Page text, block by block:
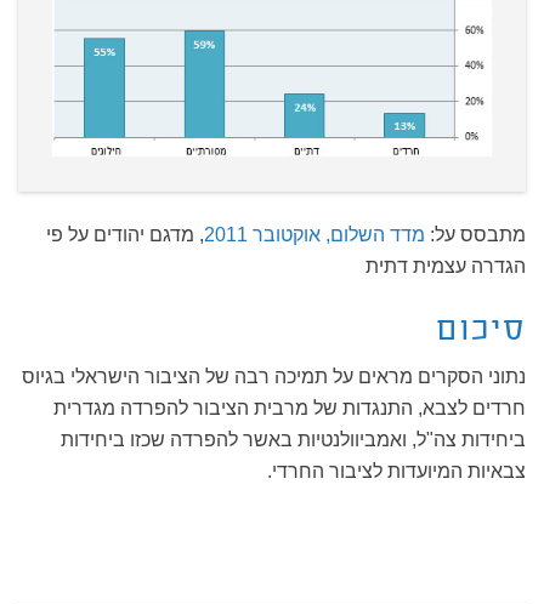
מתבסס על: מדד השלום, אוקטובר 2011
, מדגם יהודים על פי
הגדרה עצמית דתית
סיכום
נתוני הסקרים מראים על תמיכה רבה של הציבור הישראלי בגיוס
חרדים לצבא, התנגדות של מרבית הציבור להפרדה מגדרית
ביחידות צה"ל, ואמביוולנטיות באשר להפרדה שכזו ביחידות
צבאיות המיועדות לציבור החרדי.